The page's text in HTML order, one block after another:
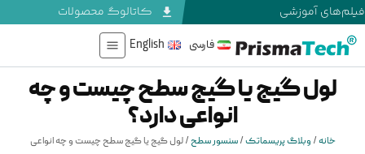
فیلم‌های آموزشی
کاتالوگ محصولات
فارسی
English
لول گیج یا گیج سطح چیست و چه
انواعی دارد؟
خانه/ وبلاگ پریسماتک/سنسور سطح/لول گیج یا گیج سطح چیست و چه انواعی